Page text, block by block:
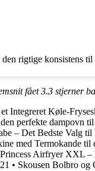
rigtige konsistens til
fået3.3 stjerner
Integreret Køle-
perfekte dampovn
– Det Bedste Valg
med Termokande til
Princess Airfryer XXL –
• Skousen Bolbro og